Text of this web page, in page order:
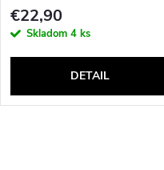
€22,90
Skladom 4 ks
DETAIL